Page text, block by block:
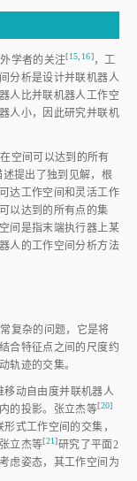
学者的关注[15 16]，工
分析是设计并联机器人
人比并联机器人工作空
人小，因此研究并联机
空间可以达到的所有
提出了独到见解，根
达工作空间和灵活工作
以达到的所有点的集
间是指末端执行器上某
人的工作空间分析方法
复杂的问题，它是将
合特征点之间的尺度约
轨迹的交集。
移动自由度并联机器人
的投影。张立杰等[20]
式工作空间的交集，
立杰等[21]研究了平面2
虑姿态，其工作空间为